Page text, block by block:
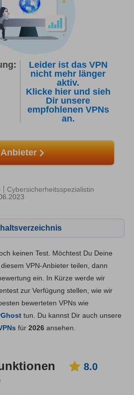
Leider ist das VPN
nicht mehr länger
aktiv.
Klicke hier und sieh
Dir unsere
empfohlenen VPNs
an.
Anbieter
Cybersicherheitsspezialistin
8.0
8.4
8.4
keinen Test. Möchtest Du Deine
VPN-Anbieter teilen, dann
ein. In Kürze werde wir
zur Verfügung stellen, wie wir
bewerteten VPNs wie
tun. Du kannst Dir auch unsere
für 2026 ansehen.
8.0